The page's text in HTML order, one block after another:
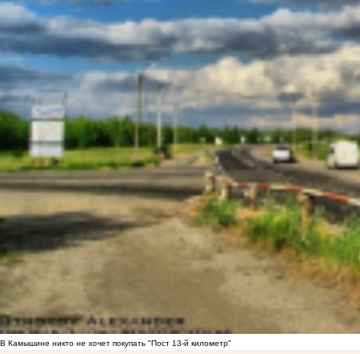
В Камышине никто не хочет покупать "Пост 13-й километр"